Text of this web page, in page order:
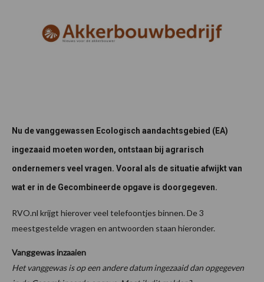
Nu de vanggewassen Ecologisch aandachtsgebied (EA)
ingezaaid moeten worden, ontstaan bij agrarisch
ondernemers veel vragen. Vooral als de situatie afwijkt van
wat er in de Gecombineerde opgave is doorgegeven.
RVO.nl krijgt hierover veel telefoontjes binnen. De 3
meestgestelde vragen en antwoorden staan hieronder.
Vanggewas inzaaien
Het vanggewas is op een andere datum ingezaaid dan opgegeven